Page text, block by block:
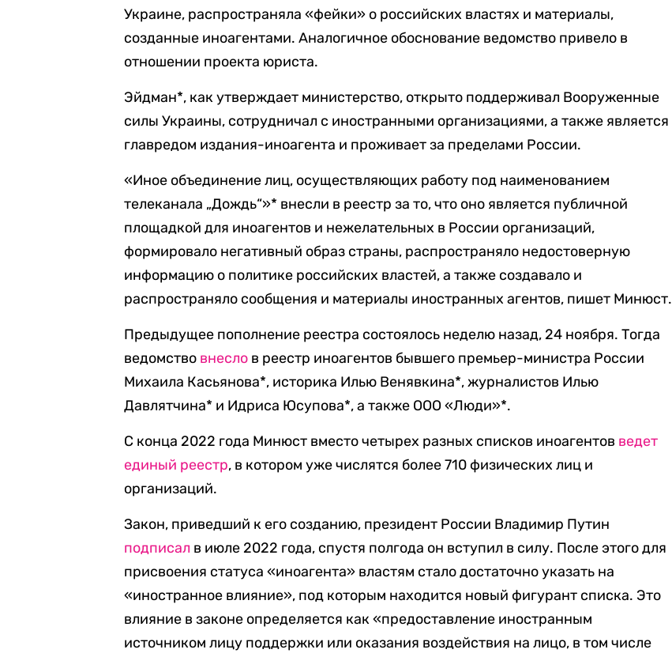
Украине, распространяла «фейки» о российских властях и материалы,
созданные иноагентами. Аналогичное обоснование ведомство привело в
отношении проекта юриста.
Эйдман*, как утверждает министерство, открыто поддерживал Вооруженные
силы Украины, сотрудничал с иностранными организациями, а также является
главредом издания-иноагента и проживает за пределами России.
«Иное объединение лиц, осуществляющих работу под наименованием
телеканала „Дождь“»* внесли в реестр за то, что оно является публичной
площадкой для иноагентов и нежелательных в России организаций,
формировало негативный образ страны, распространяло недостоверную
информацию о политике российских властей, а также создавало и
распространяло сообщения и материалы иностранных агентов, пишет Минюст.
Предыдущее пополнение реестра состоялось неделю назад, 24 ноября. Тогда
ведомство внесло в реестр иноагентов бывшего премьер-министра России
Михаила Касьянова*, историка Илью Венявкина*, журналистов Илью
Давлятчина* и Идриса Юсупова*, а также ООО «Люди»*.
С конца 2022 года Минюст вместо четырех разных списков иноагентов ведет
единый реестр, в котором уже числятся более 710 физических лиц и
организаций.
Закон, приведший к его созданию, президент России Владимир Путин
подписал в июле 2022 года, спустя полгода он вступил в силу. После этого для
присвоения статуса «иноагента» властям стало достаточно указать на
«иностранное влияние», под которым находится новый фигурант списка. Это
влияние в законе определяется как «предоставление иностранным
источником лицу поддержки или оказания воздействия на лицо, в том числе